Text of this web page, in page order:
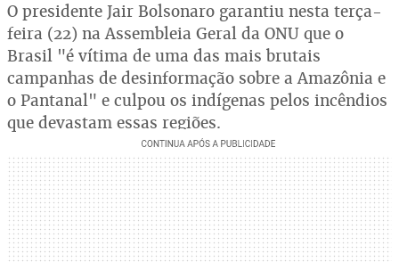
O presidente Jair Bolsonaro garantiu nesta terça-
feira (22) na Assembleia Geral da ONU que o
Brasil "é vítima de uma das mais brutais
campanhas de desinformação sobre a Amazônia e
o Pantanal" e culpou os indígenas pelos incêndios
que devastam essas regiões.